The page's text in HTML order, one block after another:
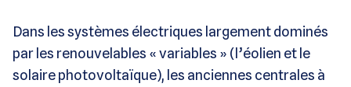
Dans les systèmes électriques largement dominés
par les renouvelables « variables » (l’éolien et le
solaire photovoltaïque), les anciennes centrales à